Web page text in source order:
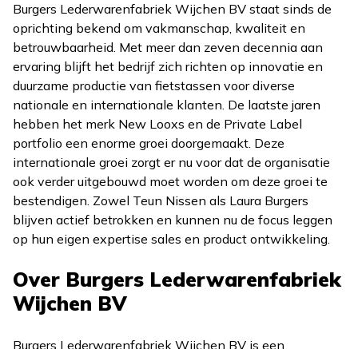
Burgers Lederwarenfabriek Wijchen BV staat sinds de
oprichting bekend om vakmanschap, kwaliteit en
betrouwbaarheid. Met meer dan zeven decennia aan
ervaring blijft het bedrijf zich richten op innovatie en
duurzame productie van fietstassen voor diverse
nationale en internationale klanten. De laatste jaren
hebben het merk New Looxs en de Private Label
portfolio een enorme groei doorgemaakt. Deze
internationale groei zorgt er nu voor dat de organisatie
ook verder uitgebouwd moet worden om deze groei te
bestendigen. Zowel Teun Nissen als Laura Burgers
blijven actief betrokken en kunnen nu de focus leggen
op hun eigen expertise sales en product ontwikkeling.
Over Burgers Lederwarenfabriek
Wijchen BV
Burgers Lederwarenfabriek Wijchen BV is een